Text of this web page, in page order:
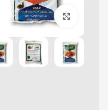
برای بزرگنمایی